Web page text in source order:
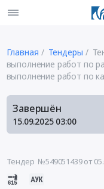
Главная Тендеры
выполнение работ по
выполнение работ по
домах
Завершён
15.09.2025 03:00
Тендер №549051439от